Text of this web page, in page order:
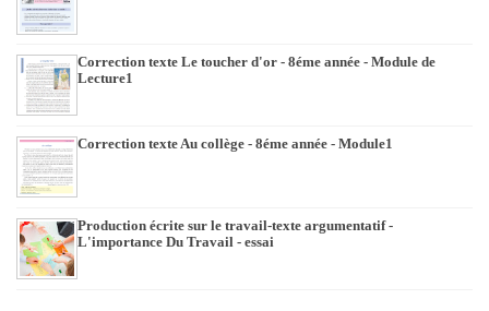
Correction texte Le toucher d'or - 8éme année - Module de
Lecture1
Correction texte Au collège - 8éme année - Module1
Production écrite sur le travail-texte argumentatif -
L'importance Du Travail - essai